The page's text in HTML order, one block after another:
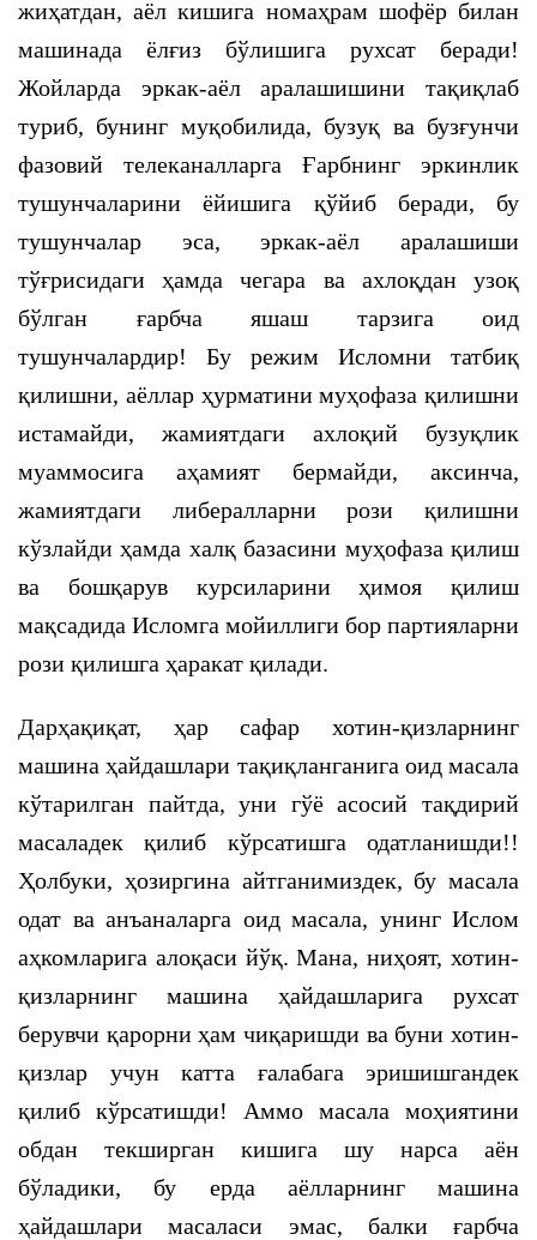
жиҳатдан, аёл кишига номаҳрам шофёр билан
машинада ёлғиз бўлишига рухсат беради!
Жойларда эркак-аёл аралашишини тақиқлаб
туриб, бунинг муқобилида, бузуқ ва бузғунчи
фазовий телеканалларга Ғарбнинг эркинлик
тушунчаларини ёйишига қўйиб беради, бу
тушунчалар эса, эркак-аёл аралашиши
тўғрисидаги ҳамда чегара ва ахлоқдан узоқ
бўлган ғарбча яшаш тарзига оид
тушунчалардир! Бу режим Исломни татбиқ
қилишни, аёллар ҳурматини муҳофаза қилишни
истамайди, жамиятдаги ахлоқий бузуқлик
муаммосига аҳамият бермайди, аксинча,
жамиятдаги либералларни рози қилишни
кўзлайди ҳамда халқ базасини муҳофаза қилиш
ва бошқарув курсиларини ҳимоя қилиш
мақсадида Исломга мойиллиги бор партияларни
рози қилишга ҳаракат қилади.
Дарҳақиқат, ҳар сафар хотин-қизларнинг
машина ҳайдашлари тақиқланганига оид масала
кўтарилган пайтда, уни гўё асосий тақдирий
масаладек қилиб кўрсатишга одатланишди!!
Ҳолбуки, ҳозиргина айтганимиздек, бу масала
одат ва анъаналарга оид масала, унинг Ислом
аҳкомларига алоқаси йўқ. Мана, ниҳоят, хотин-
қизларнинг машина ҳайдашларига рухсат
берувчи қарорни ҳам чиқаришди ва буни хотин-
қизлар учун катта ғалабага эришишгандек
қилиб кўрсатишди! Аммо масала моҳиятини
обдан текширган кишига шу нарса аён
бўладики, бу ерда аёлларнинг машина
ҳайдашлари масаласи эмас, балки ғарбча